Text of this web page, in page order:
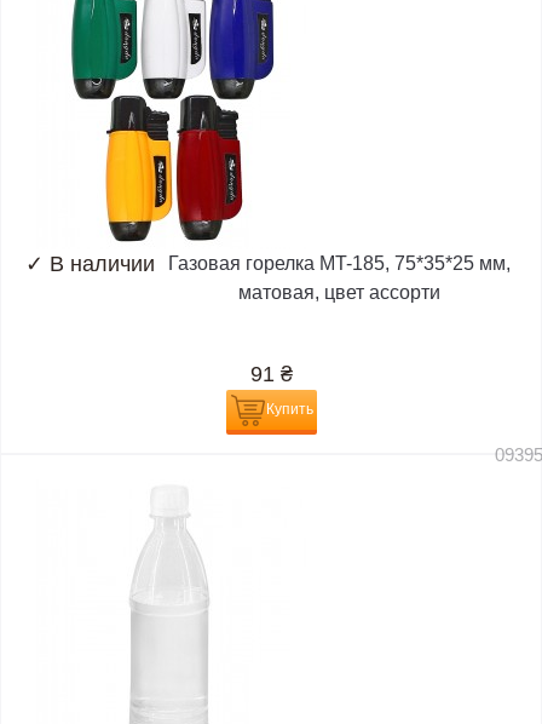
✓ В наличии
Газовая горелка MT-185, 75*35*25 мм,
матовая, цвет ассорти
91 ₴
Купить